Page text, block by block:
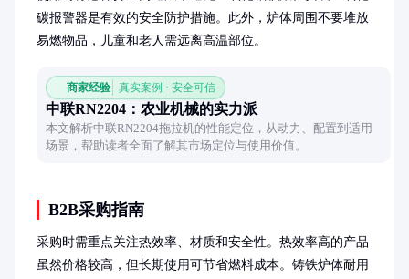
碳报警器是有效的安全防护措施。此外，炉体周围不要堆放
易燃物品，儿童和老人需远离高温部位。
商家经验 真实案例 · 安全可信
中联RN2204：农业机械的实力派
本文解析中联RN2204拖拉机的性能定位，从动力、配置到适用
场景，帮助读者全面了解其市场定位与使用价值。
B2B采购指南
采购时需重点关注热效率、材质和安全性。热效率高的产品
虽然价格较高，但长期使用可节省燃料成本。铸铁炉体耐用